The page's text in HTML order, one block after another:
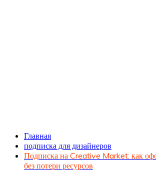
Главная
подписка для дизайнеров
Подписка на Creative Market: как
без потери ресурсов